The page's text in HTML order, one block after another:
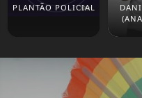
PLANTÃO POLICIAL